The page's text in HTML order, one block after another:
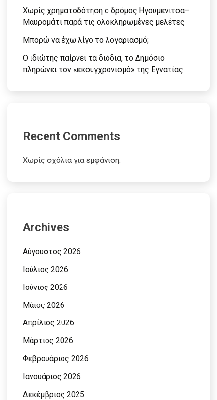
Χωρίς χρηματοδότηση ο δρόμος Ηγουμενίτσα–
Μαυρομάτι παρά τις ολοκληρωμένες μελέτες
Μπορώ να έχω λίγο το λογαριασμό;
Ο ιδιώτης παίρνει τα διόδια, το Δημόσιο
πληρώνει τον «εκσυγχρονισμό» της Εγνατίας
Recent Comments
Χωρίς σχόλια για εμφάνιση.
Archives
Αύγουστος 2026
Ιούλιος 2026
Ιούνιος 2026
Μάιος 2026
Απρίλιος 2026
Μάρτιος 2026
Φεβρουάριος 2026
Ιανουάριος 2026
Δεκέμβριος 2025